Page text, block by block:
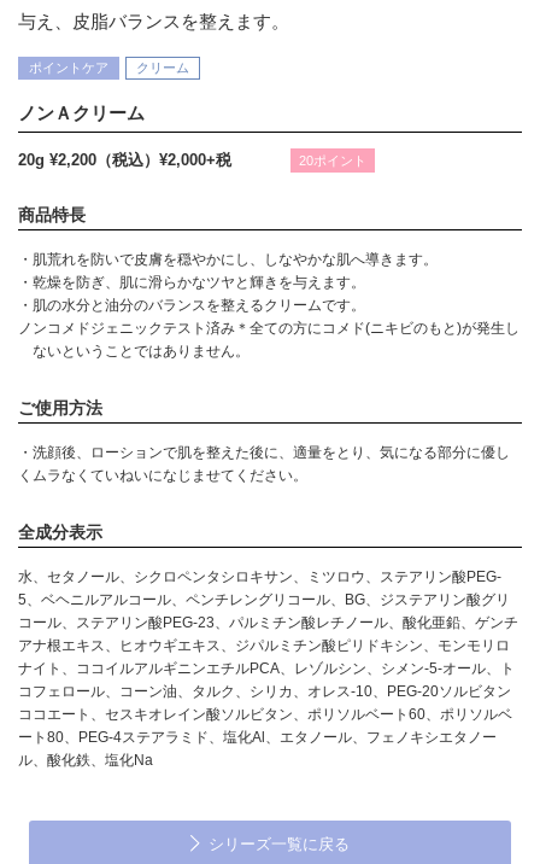
与え、皮脂バランスを整えます。
ポイントケア クリーム
ノンＡクリーム
20g ¥2,200（税込） ¥2,000+税 20ポイント
商品特長
・肌荒れを防いで皮膚を穏やかにし、しなやかな肌へ導きます。
・乾燥を防ぎ、肌に滑らかなツヤと輝きを与えます。
・肌の水分と油分のバランスを整えるクリームです。
ノンコメドジェニックテスト済み＊全ての方にコメド(ニキビのもと)が発生し
ないということではありません。
ご使用方法
・洗顔後、ローションで肌を整えた後に、適量をとり、気になる部分に優し
くムラなくていねいになじませてください。
全成分表示
水、セタノール、シクロペンタシロキサン、ミツロウ、ステアリン酸PEG-
5、ベヘニルアルコール、ペンチレングリコール、BG、ジステアリン酸グリ
コール、ステアリン酸PEG-23、パルミチン酸レチノール、酸化亜鉛、ゲンチ
アナ根エキス、ヒオウギエキス、ジパルミチン酸ピリドキシン、モンモリロ
ナイト、ココイルアルギニンエチルPCA、レゾルシン、シメン-5-オール、ト
コフェロール、コーン油、タルク、シリカ、オレス-10、PEG-20ソルビタン
ココエート、セスキオレイン酸ソルビタン、ポリソルベート60、ポリソルベ
ート80、PEG-4ステアラミド、塩化Al、エタノール、フェノキシエタノー
ル、酸化鉄、塩化Na
シリーズ一覧に戻る